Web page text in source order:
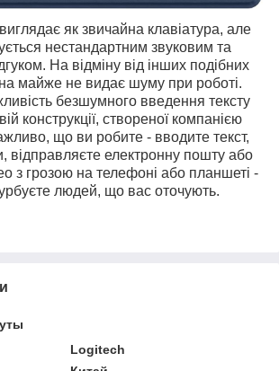
як звичайна клавіатура, але
нестандартним звуковим та
На відміну від інших подібних
майже не видає шуму при роботі.
безшумного введення тексту
конструкції, створеної компанією
що ви робите - вводите текст,
відправляєте електронну пошту або
з грозою на телефоні або планшеті -
людей, що вас оточують.
Logitech